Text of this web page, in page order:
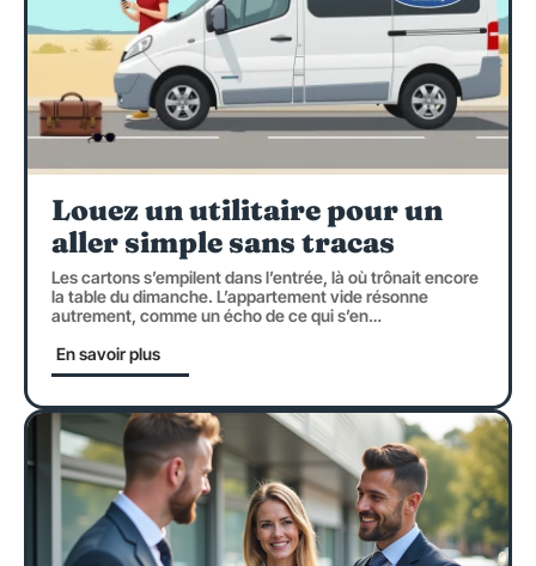
Louez un utilitaire pour un
aller simple sans tracas
Les cartons s’empilent dans l’entrée, là où trônait encore
la table du dimanche. L’appartement vide résonne
autrement, comme un écho de ce qui s’en…
En savoir plus